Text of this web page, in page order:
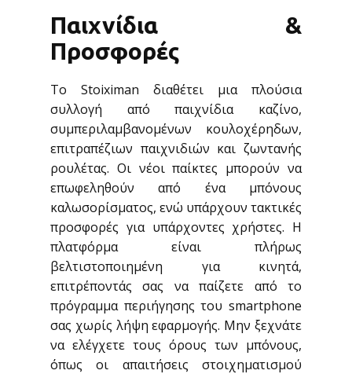
Παιχνίδια &
Προσφορές
Το Stoiximan διαθέτει μια πλούσια
συλλογή από παιχνίδια καζίνο,
συμπεριλαμβανομένων κουλοχέρηδων,
επιτραπέζιων παιχνιδιών και ζωντανής
ρουλέτας. Οι νέοι παίκτες μπορούν να
επωφεληθούν από ένα μπόνους
καλωσορίσματος, ενώ υπάρχουν τακτικές
προσφορές για υπάρχοντες χρήστες. Η
πλατφόρμα είναι πλήρως
βελτιστοποιημένη για κινητά,
επιτρέποντάς σας να παίζετε από το
πρόγραμμα περιήγησης του smartphone
σας χωρίς λήψη εφαρμογής. Μην ξεχνάτε
να ελέγχετε τους όρους των μπόνους,
όπως οι απαιτήσεις στοιχηματισμού